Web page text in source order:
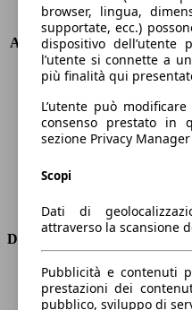
KW (PS)
Accelerazione (0-100 km/h)
Velocità massima (km/h)
Numero di marce
5
Coppia
Cilindrata
Carburante
Trasmissione
Dimensioni
Lunghezza
Altezza
browser, lingua,
supportate, ecc.)
dispositivo dell’utente
l’utente si connette a
più finalità qui
L’utente può
consenso prestato in
sezione Privacy
Scopi
Dati di
attraverso la scansione
Pubblicità e contenuti
prestazioni dei
pubblico, sviluppo di